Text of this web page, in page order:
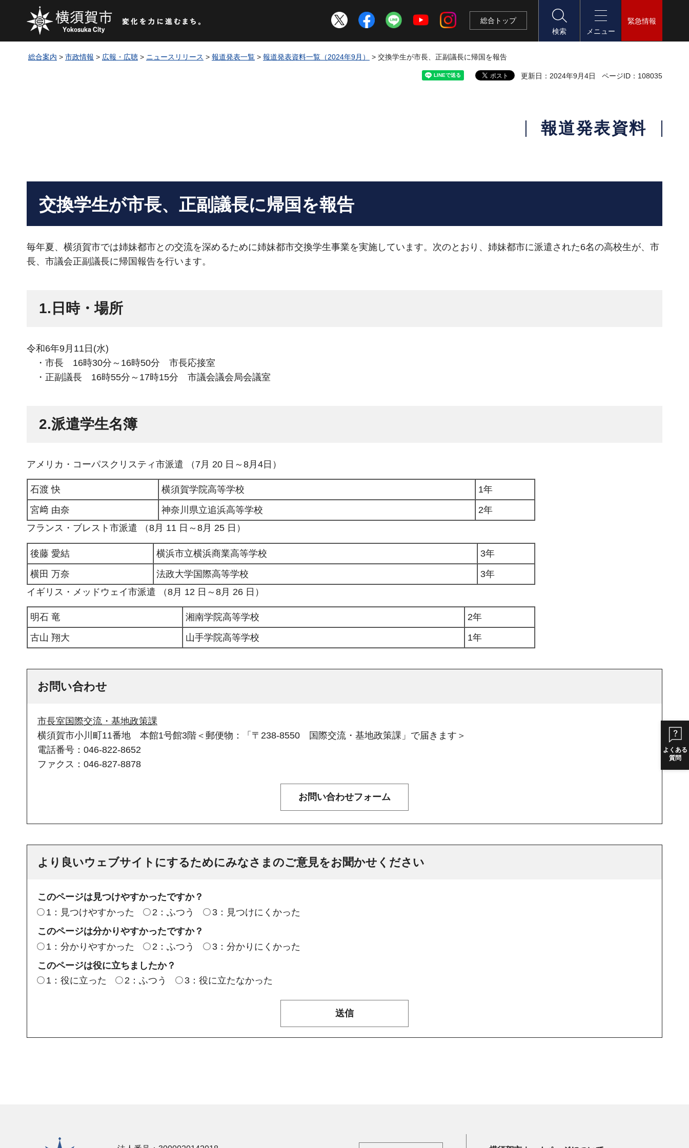
総合 トップ
検索
メニュー
緊急情報
よくある
質問
総合案内 > 市政情報 > 広報・広聴 > ニュースリリース > 報道発表一覧 > 報道発表資料一覧（2024年9月） > 交換学生が市長、正副議長に帰国を報告
更新日：2024年9月4日 ページID：108035
報道発表資料
交換学生が市長、正副議長に帰国を報告
毎年夏、横須賀市では姉妹都市との交流を深めるために姉妹都市交換学生事業を実施しています。次のとおり、姉妹都市に派遣された6名の高校生が、市
長、市議会正副議長に帰国報告を行います。
1.日時・場所
令和6年9月11日(水)
・市長 16時30分～16時50分 市長応接室
・正副議長 16時55分～17時15分 市議会議会局会議室
2.派遣学生名簿
アメリカ・コーパスクリスティ市派遣 （7月 20 日～8月4日）
石渡 快 横須賀学院高等学校
1年
宮﨑 由奈
神奈川県立追浜高等学校
2年
フランス・ブレスト市派遣 （8月 11 日～8月 25 日）
後藤 愛結 横浜市立横浜商業高等学校
3年
横田 万奈
法政大学国際高等学校
3年
イギリス・メッドウェイ市派遣 （8月 12 日～8月 26 日）
明石 竜 湘南学院高等学校
2年
古山 翔大
山手学院高等学校 1年
お問い合わせ
市長室国際交流・基地政策課
横須賀市小川町11番地 本館1号館3階＜郵便物：「〒238-8550 国際交流・基地政策課」で届きます＞
電話番号：046-822-8652
ファクス：046-827-8878
より良いウェブサイトにするためにみなさまのご意見をお聞かせください
このページは見つけやすかったですか？
1：見つけやすかった
2：ふつう
3：見つけにくかった
このページは分かりやすかったですか？
1：分かりやすかった
2：ふつう
3：分かりにくかった
このページは役に立ちましたか？
1：役に立った
2：ふつう 3：役に立たなかった
横須賀市